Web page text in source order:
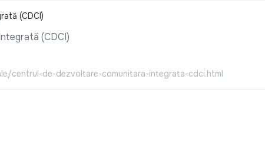
(CDCI)
(CDCI)
centrul-de-dezvoltare-comunitara-integrata-cdci.html